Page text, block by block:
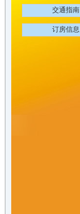
交通指南
订房信息